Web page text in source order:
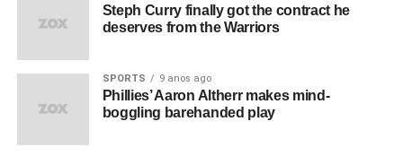
Steph Curry finally got the contract he
deserves from the Warriors
SPORTS 9 anos ago
Phillies’ Aaron Altherr makes mind-
boggling barehanded play